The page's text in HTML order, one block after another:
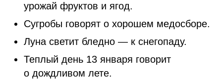
урожай фруктов и ягод.
Сугробы говорят о хорошем медосборе.
Луна светит бледно — к снегопаду.
Теплый день 13 января говорит
о дождливом лете.